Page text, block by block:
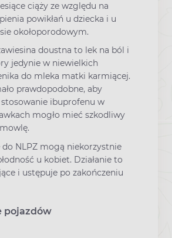
ciąży ze względu na
powikłań u dziecka i u
okołoporodowym.
doustna to lek na ból i
jedynie w niewielkich
do mleka matki karmiącej.
prawdopodobne, aby
ibuprofenu w
mogło mieć szkodliwy
do NLPZ mogą niekorzystnie
u kobiet. Działanie to
i ustępuje po zakończeniu
pojazdów